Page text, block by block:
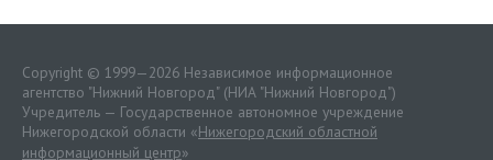
Copyright © 1999—2026 Независимое информационное
агентство "Нижний Новгород" (НИА "Нижний Новгород")
Учредитель — Государственное автономное учреждение
Нижегородской области «Нижегородский областной
информационный центр»